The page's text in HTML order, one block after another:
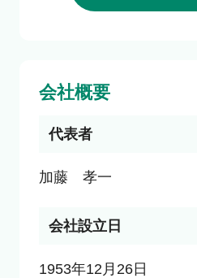
会社概要
代表者
加藤　孝一
会社設立日
1953年12月26日